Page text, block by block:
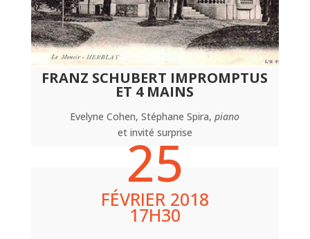
FRANZ SCHUBERT IMPROMPTUS
ET 4 MAINS
Evelyne Cohen, Stéphane Spira,piano
et invité surprise
25
FÉVRIER 2018
17H30